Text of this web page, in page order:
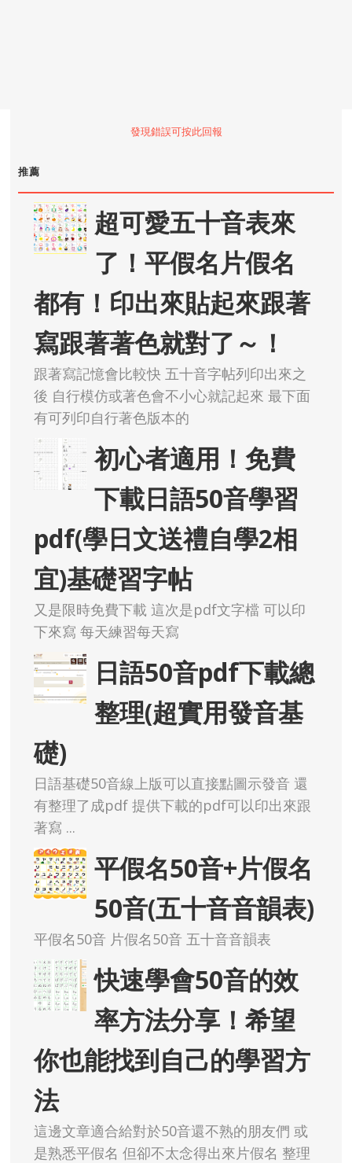
發現錯誤可按此回報
推薦
超可愛五十音表來
了！平假名片假名
都有！印出來貼起來跟著
寫跟著著色就對了～！
跟著寫記憶會比較快 五十音字帖列印出來之
後 自行模仿或著色會不小心就記起來 最下面
有可列印自行著色版本的
初心者適用！免費
下載日語50音學習
pdf(學日文送禮自學2相
宜)基礎習字帖
又是限時免費下載 這次是pdf文字檔 可以印
下來寫 每天練習每天寫
日語50音pdf下載總
整理(超實用發音基
礎)
日語基礎50音線上版可以直接點圖示發音 還
有整理了成pdf 提供下載的pdf可以印出來跟
著寫 ...
平假名50音+片假名
50音(五十音音韻表)
平假名50音 片假名50音 五十音音韻表
快速學會50音的效
率方法分享！希望
你也能找到自己的學習方
法
這邊文章適合給對於50音還不熟的朋友們 或
是熟悉平假名 但卻不太念得出來片假名 整理